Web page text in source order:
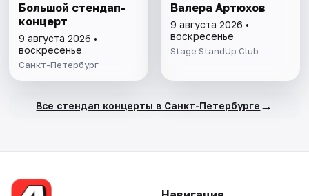
Большой стендап-
концерт
9 августа 2026 •
воскресенье
Санкт-Петербург
Валера Артюхов
9 августа 2026 •
воскресенье
Stage StandUp Club
Все стендап концерты в Санкт-Петербурге →